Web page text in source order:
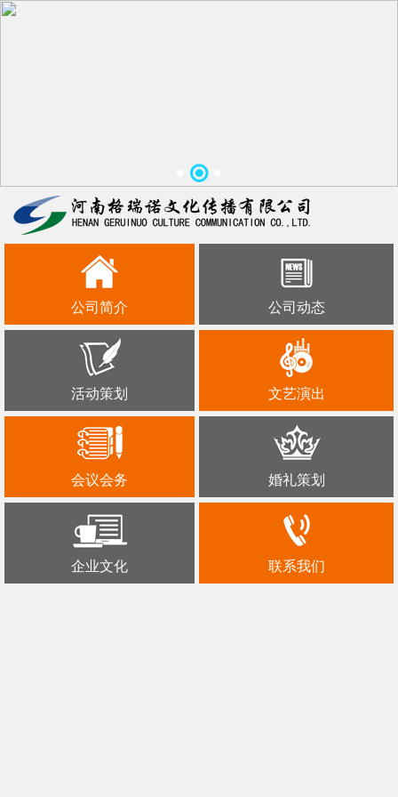
公司简介 公司动态
活动策划 文艺演出
会议会务 婚礼策划
企业文化 联系我们